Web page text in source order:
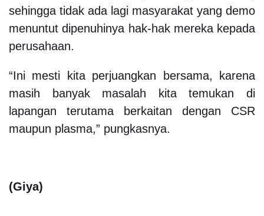
sehingga tidak ada lagi masyarakat yang demo
menuntut dipenuhinya hak-hak mereka kepada
perusahaan.
“Ini mesti kita perjuangkan bersama, karena
masih banyak masalah kita temukan di
lapangan terutama berkaitan dengan CSR
maupun plasma,” pungkasnya.
(Giya)